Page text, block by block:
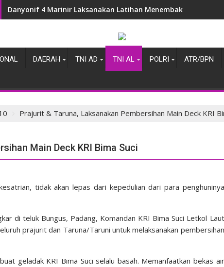
Danyonif 4 Marinir Laksanakan Latihan Menembak Pistol
DAERAH TNI AD TNI AL POLRI ATR/BPN
Prajurit & Taruna, Laksanakan Pembersihan Main Deck KRI
Main Deck KRI Bima Suci
tidak akan lepas dari kepedulian dari para penghuninya
di teluk Bungus, Padang, Komandan KRI Bima Suci Letkol Laut
prajurit dan Taruna/Taruni untuk melaksanakan pembersihan
geladak KRI Bima Suci selalu basah. Memanfaatkan bekas air